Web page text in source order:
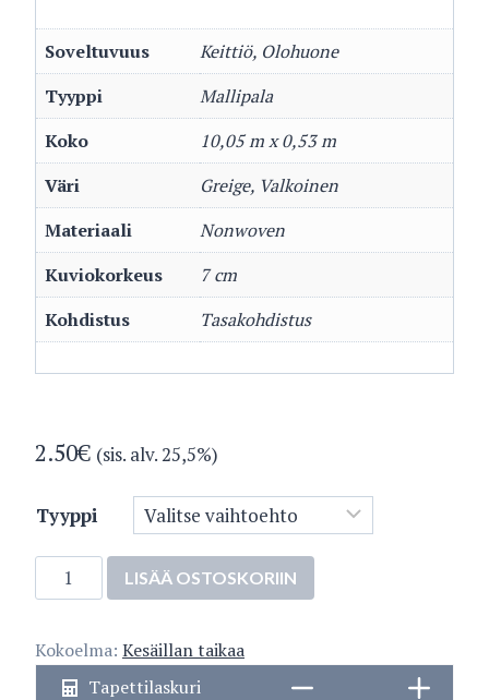
Soveltuvuus
Keittiö, Olohuone
Tyyppi
Mallipala
Koko
10,05 m x 0,53 m
Väri
Greige, Valkoinen
Materiaali
Nonwoven
Kuviokorkeus
7 cm
Kohdistus
Tasakohdistus
2.50€ (sis. alv. 25,5%)
Tyyppi
OLOS
5443-
määrä
LISÄÄ OSTOSKORIIN
Kokoelma: Kesäillan taikaa
Tapettilaskuri